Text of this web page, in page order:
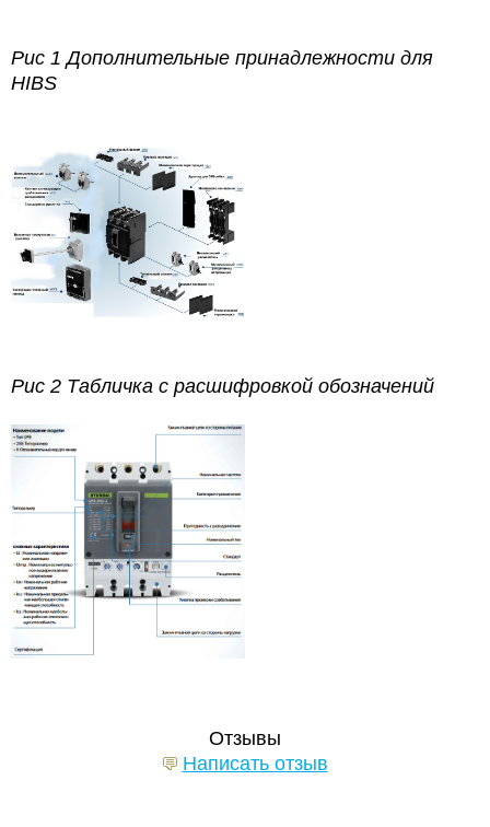
Рис 1 Дополнительные принадлежности для
HIBS
Рис 2 Табличка с расшифровкой обозначений
Отзывы
Написать отзыв